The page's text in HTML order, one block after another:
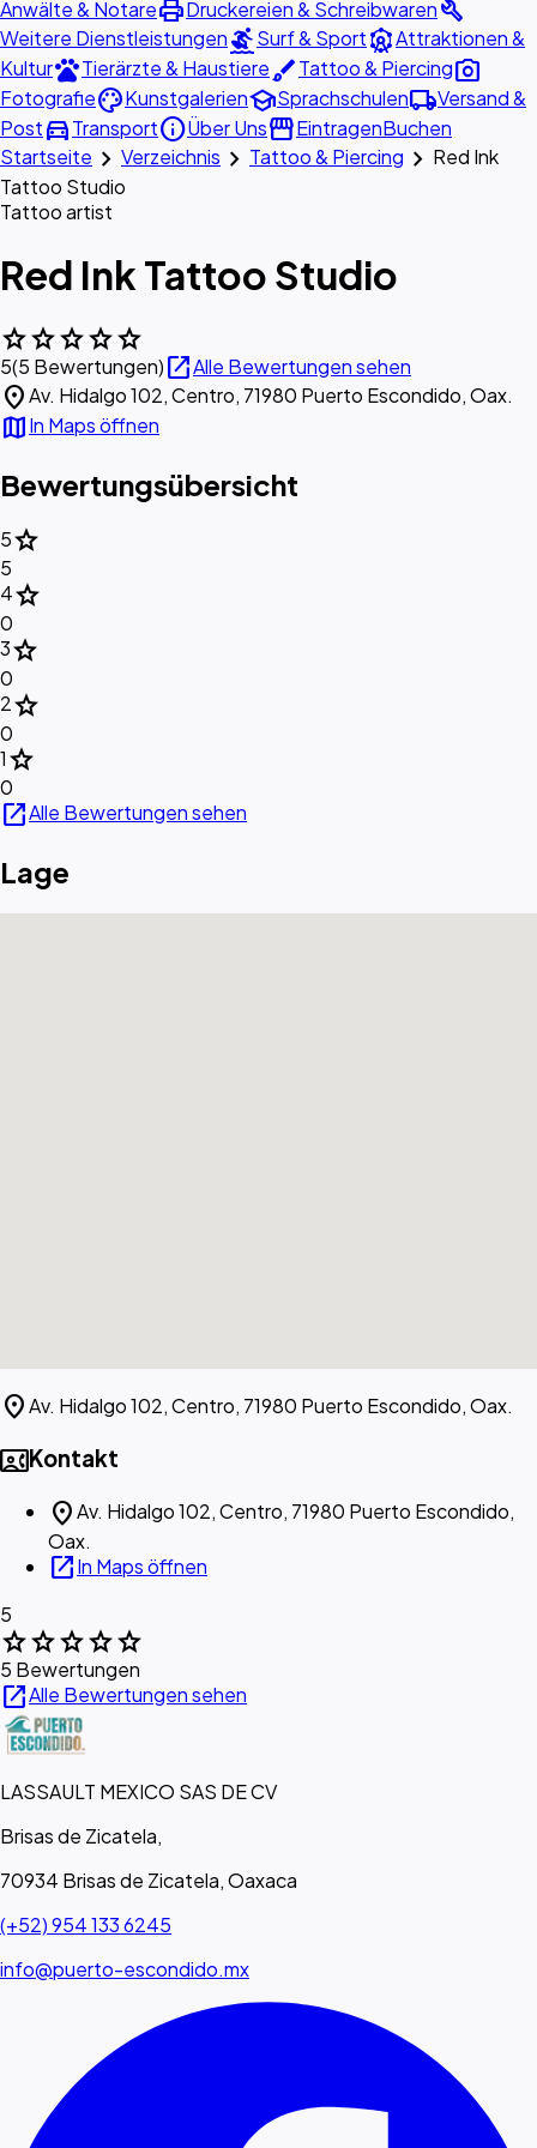
Anwälte & NotareprintDruckereien & Schreibwarenbuild
Weitere DienstleistungensurfingSurf & SportattractionsAttraktionen &
KulturpetsTierärzte & HaustierebrushTattoo & Piercingphoto_camera
FotografiepaletteKunstgalerienschoolSprachschulenlocal_shippingVersand &
Postdirections_carTransportinfoÜber UnsstorefrontEintragenBuchen
Startseite chevron_right Verzeichnis chevron_right Tattoo & Piercing chevron_right Red Ink
Tattoo Studio
Tattoo artist
Red Ink Tattoo Studio
starstarstarstarstar
5(5 Bewertungen)open_in_newAlle Bewertungen sehen
location_onAv. Hidalgo 102, Centro, 71980 Puerto Escondido, Oax.
mapIn Maps öffnen
Bewertungsübersicht
5star
5
4star
0
3star
0
2star
0
1star
0
open_in_newAlle Bewertungen sehen
Lage
location_onAv. Hidalgo 102, Centro, 71980 Puerto Escondido, Oax.
contact_phoneKontakt
location_onAv. Hidalgo 102, Centro, 71980 Puerto Escondido,
Oax.
open_in_newIn Maps öffnen
5
starstarstarstarstar
5 Bewertungen
open_in_newAlle Bewertungen sehen
LASSAULT MEXICO SAS DE CV
Brisas de Zicatela,
70934 Brisas de Zicatela, Oaxaca
(+52) 954 133 6245
info@puerto-escondido.mx